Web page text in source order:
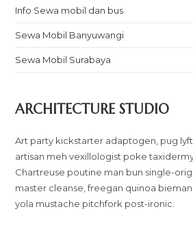
Info Sewa mobil dan bus
Sewa Mobil Banyuwangi
Sewa Mobil Surabaya
ARCHITECTURE STUDIO
Art party kickstarter adaptogen, pug
artisan meh vexillologist poke
Chartreuse poutine man bun single-
master cleanse, freegan quinoa
yola mustache pitchfork post-ironic.